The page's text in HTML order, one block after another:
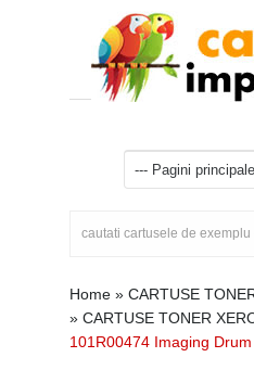
Home » CARTUSE
» CARTUSE TONER
101R00474 Imaging